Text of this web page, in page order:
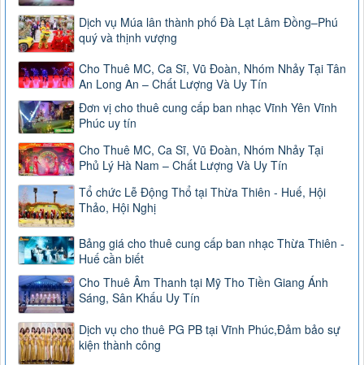
Dịch vụ Múa lân thành phố Đà Lạt Lâm Đồng–Phú
quý và thịnh vượng
Cho Thuê MC, Ca Sĩ, Vũ Đoàn, Nhóm Nhảy Tại Tân
An Long An – Chất Lượng Và Uy Tín
Đơn vị cho thuê cung cấp ban nhạc Vĩnh Yên Vĩnh
Phúc uy tín
Cho Thuê MC, Ca Sĩ, Vũ Đoàn, Nhóm Nhảy Tại
Phủ Lý Hà Nam – Chất Lượng Và Uy Tín
Tổ chức Lễ Động Thổ tại Thừa Thiên - Huế, Hội
Thảo, Hội Nghị
Bảng giá cho thuê cung cấp ban nhạc Thừa Thiên -
Huế cần biết
Cho Thuê Âm Thanh tại Mỹ Tho Tiền Giang Ánh
Sáng, Sân Khấu Uy Tín
Dịch vụ cho thuê PG PB tại Vĩnh Phúc,Đảm bảo sự
kiện thành công